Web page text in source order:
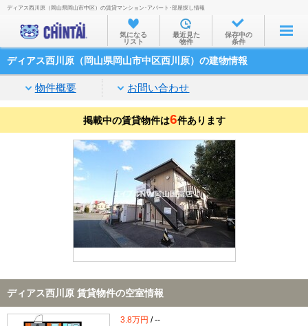
お部屋を探す
沿線・駅から
家賃相場から
通勤通学時間から
物件特集から
不動産会社から
TOP
ディアス西川原（岡山県岡山市中区）の賃貸マンション･アパート･部屋探し情報
気になる
リスト
最近見た
物件
保存中の
条件
ディアス西川原（岡山県岡山市中区西川原）の建物情報
物件概要 お問い合わせ
掲載中の賃貸物件は6件あります
ディアス西川原 賃貸物件の空室情報
3.8万円 / --